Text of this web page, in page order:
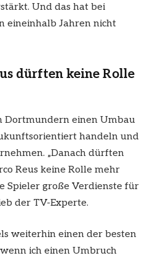
Und das hat bei
eineinhalb Jahren nicht
dürften keine Rolle
Dortmundern einen Umbau
handeln und
„Danach dürften
Reus keine Rolle mehr
Spieler große Verdienste für
der TV-Experte.
weiterhin einen der besten
ich einen Umbruch